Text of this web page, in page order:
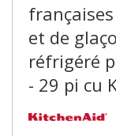
et de
réfrigéré
- 29 pi cu